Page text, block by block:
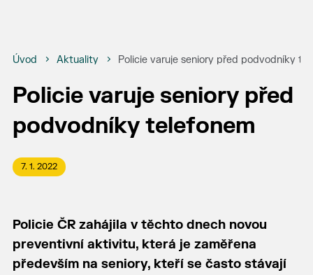
Úvod Aktuality Policie varuje seniory před podvodníky
Policie varuje seniory před
podvodníky telefonem
7. 1. 2022
Policie ČR zahájila v těchto dnech novou
preventivní aktivitu, která je zaměřena
především na seniory, kteří se často stávají